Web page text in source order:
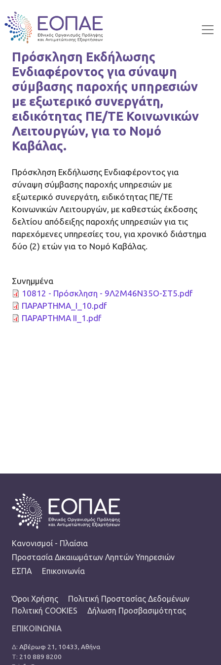
Πρόσκληση Εκδήλωσης
Ενδιαφέροντος για σύναψη
σύμβασης παροχής υπηρεσιών
με εξωτερικό συνεργάτη,
ειδικότητας ΠΕ/ΤΕ Κοινωνικών
Λειτουργών, για το Νομό
Καβάλας.
Πρόσκληση Εκδήλωσης Ενδιαφέροντος για
σύναψη σύμβασης παροχής υπηρεσιών με
εξωτερικό συνεργάτη, ειδικότητας ΠΕ/ΤΕ
Κοινωνικών Λειτουργών, με καθεστώς έκδοσης
δελτίου απόδειξης παροχής υπηρεσιών για τις
παρεχόμενες υπηρεσίες του, για χρονικό διάστημα
δύο (2) ετών για το Νομό Καβάλας.
Συνημμένα
10812 - Πρόσκληση - 9Λ2Μ46Ν35Ο-ΣΤ5.pdf
ΠΑΡΑΡΤΗΜΑ_Ι_10.pdf
ΠΑΡΑΡΤΗΜΑ ΙΙ_1.pdf
FOOTER
Κανονισμοί - Πλαίσια
Προστασία Δικαιωμάτων Ληπτών Υπηρεσιών
ΕΣΠΑ
Επικοινωνία
TERMS MENU
Όροι Χρήσης
Πολιτική Προστασίας Δεδομένων
Πολιτική COOKIES
Δήλωση Προσβασιμότητας
ΕΠΙΚΟΙΝΩΝΙΑ
Δ: Αβέρωφ 21, 10433, Αθήνα
Τ: 210 889 8200